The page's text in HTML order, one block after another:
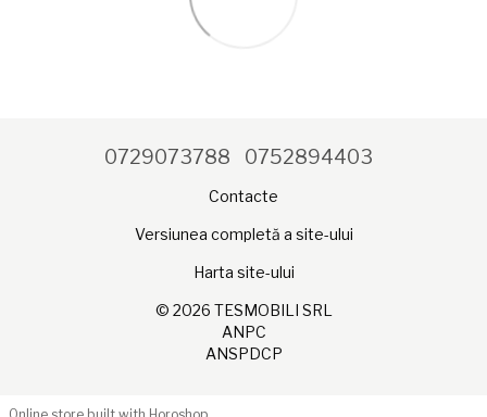
0729073788 0752894403
Contacte
Versiunea completă a site-ului
Harta site-ului
© 2026 TESMOBILI SRL
ANPC
ANSPDCP